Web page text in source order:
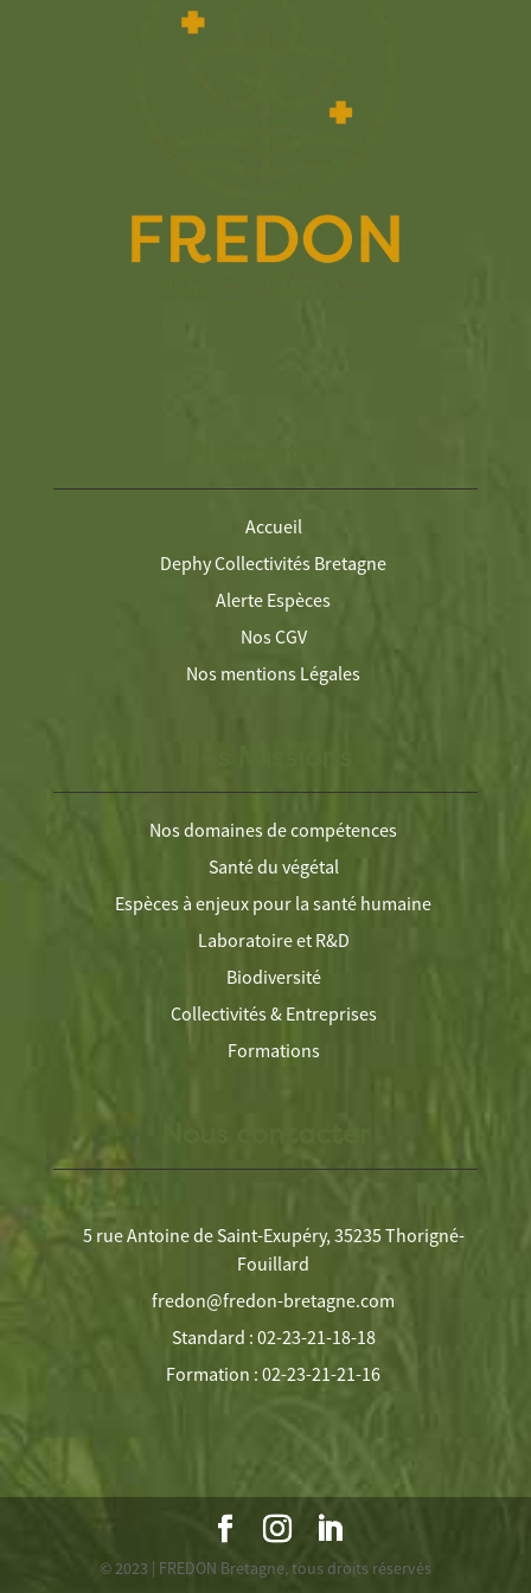
Accueil
Dephy Collectivités Bretagne
Alerte Espèces
Nos CGV
Nos mentions Légales
Nos domaines de compétences
Santé du végétal
Espèces à enjeux pour la santé humaine
Laboratoire et R&D
Biodiversité
Collectivités & Entreprises
Formations
5 rue Antoine de Saint-Exupéry, 35235 Thorigné-
Fouillard
fredon@fredon-bretagne.com
Standard : 02-23-21-18-18
Formation : 02-23-21-21-16
© 2023 | FREDON Bretagne, tous droits réservés